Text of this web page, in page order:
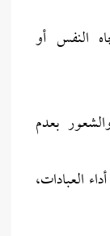
النفس أو
بعدم
العبادات،